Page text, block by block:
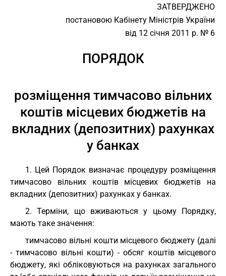
ЗАТВЕРДЖЕНО
постановою Кабінету Міністрів України
від 12 січня 2011 р. № 6
ПОРЯДОК
розміщення тимчасово вільних
коштів місцевих бюджетів на
вкладних (депозитних) рахунках
у банках
1. Цей Порядок визначає процедуру розміщення
тимчасово вільних коштів місцевих бюджетів на
вкладних (депозитних) рахунках у банках.
2. Терміни, що вживаються у цьому Порядку,
мають таке значення:
тимчасово вільні кошти місцевого бюджету (далі
- тимчасово вільні кошти) - обсяг коштів місцевого
бюджету, які обліковуються на рахунках загального